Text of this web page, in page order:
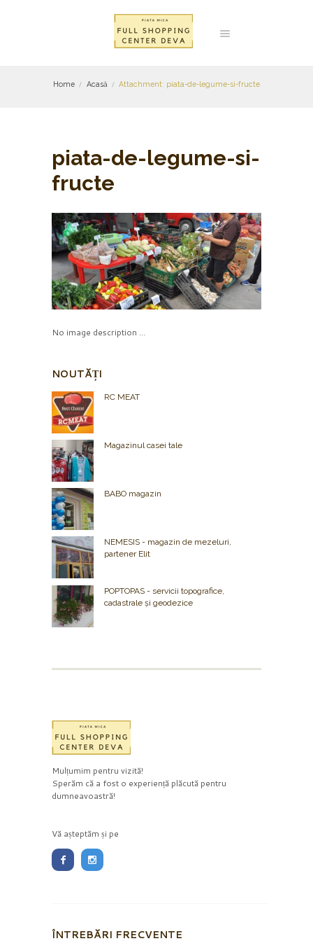
Home Acasă Attachment: piata-de-legume-si-fructe
piata-de-legume-si-
fructe
No image description ...
NOUTĂȚI
RC MEAT
Magazinul casei tale
BABO magazin
NEMESIS - magazin de mezeluri,
partener Elit
POPTOPAS - servicii topografice,
cadastrale și geodezice
Mulțumim pentru vizită!
Sperăm că a fost o experiență plăcută pentru
dumneavoastră!
Vă așteptăm și pe
ÎNTREBĂRI FRECVENTE